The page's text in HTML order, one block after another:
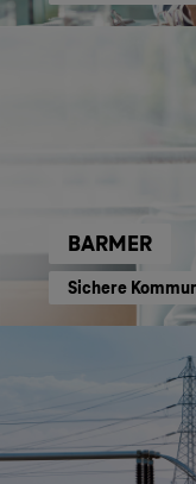
BARMER
Sichere